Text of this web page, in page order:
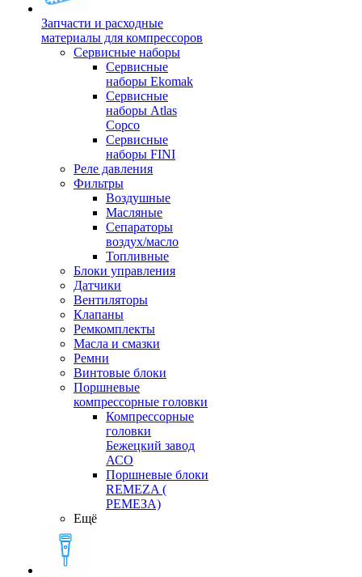
Запчасти и расходные
материалы для компрессоров
Cервисные наборы
Сервисные
наборы Ekomak
Cервисные
наборы Atlas
Copco
Сервисные
наборы FINI
Реле давления
Фильтры
Воздушные
Масляные
Сепараторы
воздух/масло
Топливные
Блоки управления
Датчики
Вентиляторы
Клапаны
Ремкомплекты
Масла и смазки
Ремни
Винтовые блоки
Поршневые
компрессорные головки
Компрессорные
головки
Бежецкий завод
АСО
Поршневые блоки
REMEZA (
РЕМЕЗА)
Ещё